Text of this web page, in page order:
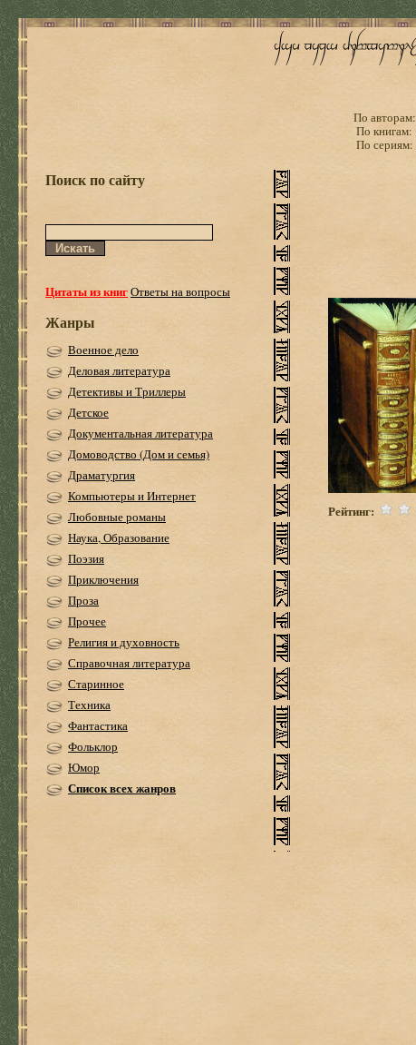
По авторам:
По книгам:
По сериям:
Поиск по сайту
Цитаты из книгОтветы на вопросы
Жанры
Военное дело
Деловая литература
Детективы и Триллеры
Детское
Документальная литература
Домоводство (Дом и семья)
Драматургия
Компьютеры и Интернет
Любовные романы
Наука, Образование
Поэзия
Приключения
Проза
Прочее
Религия и духовность
Справочная литература
Старинное
Техника
Фантастика
Фольклор
Юмор
Список всех жанров
Рейтинг: